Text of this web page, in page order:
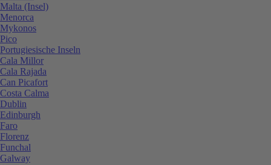
Malta (Insel)
Menorca
Mykonos
Pico
Portugiesische Inseln
Cala Millor
Cala Rajada
Can Picafort
Costa Calma
Dublin
Edinburgh
Faro
Florenz
Funchal
Galway